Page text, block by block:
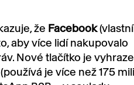
že Facebook
aby více lidí nakupovalo
Nové tlačítko je
je více než 175